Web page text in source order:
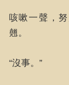
咳嗽一聲，
翹。
“沒事。”